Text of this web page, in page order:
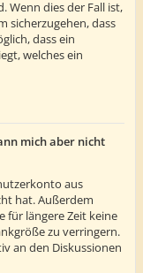
Wenn dies der Fall ist,
sicherzugehen, dass
dass ein
welches ein
mich aber nicht
aus
hat. Außerdem
für längere Zeit keine
zu verringern.
an den Diskussionen